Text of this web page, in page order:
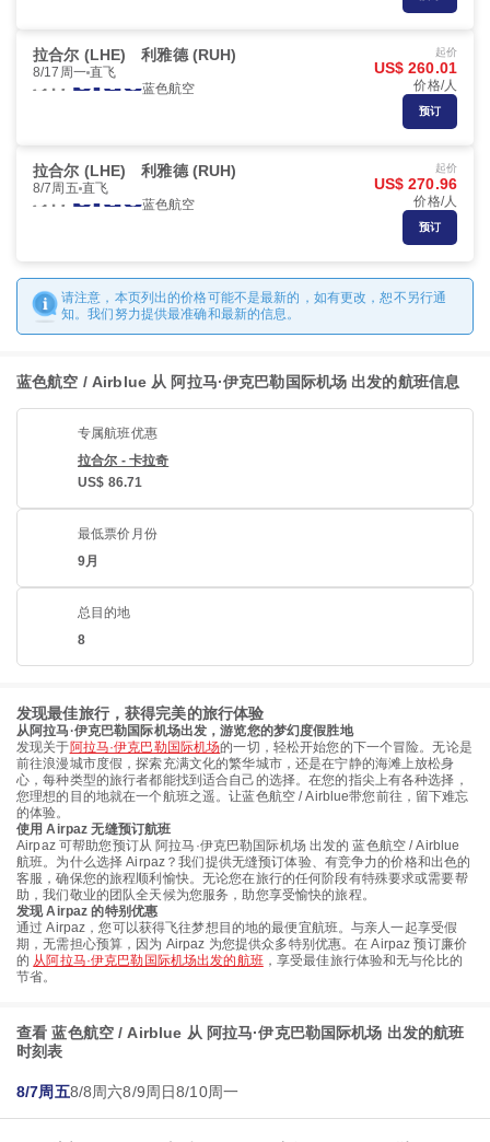
拉合尔 (LHE) 利雅德 (RUH)
8/17周一 直飞
蓝色航空
起价
US$ 260.01
价格/人
预订
拉合尔 (LHE) 利雅德 (RUH)
8/7周五 直飞
蓝色航空
起价
US$ 270.96
价格/人
预订
请注意，本页列出的价格可能不是最新的，如有更改，恕不另行通
知。我们努力提供最准确和最新的信息。
蓝色航空 / Airblue 从 阿拉马·伊克巴勒国际机场 出发的航班信息
专属航班优惠
拉合尔 - 卡拉奇
US$ 86.71
最低票价月份
9月
总目的地
8
发现最佳旅行，获得完美的旅行体验
从阿拉马·伊克巴勒国际机场出发，游览您的梦幻度假胜地
发现关于阿拉马·伊克巴勒国际机场的一切，轻松开始您的下一个冒险。无论是
前往浪漫城市度假，探索充满文化的繁华城市，还是在宁静的海滩上放松身
心，每种类型的旅行者都能找到适合自己的选择。在您的指尖上有各种选择，
您理想的目的地就在一个航班之遥。让蓝色航空 / Airblue带您前往，留下难忘
的体验。
使用 Airpaz 无缝预订航班
Airpaz 可帮助您预订从 阿拉马·伊克巴勒国际机场 出发的 蓝色航空 / Airblue
航班。为什么选择 Airpaz？我们提供无缝预订体验、有竞争力的价格和出色的
客服，确保您的旅程顺利愉快。无论您在旅行的任何阶段有特殊要求或需要帮
助，我们敬业的团队全天候为您服务，助您享受愉快的旅程。
发现 Airpaz 的特别优惠
通过 Airpaz，您可以获得飞往梦想目的地的最便宜航班。与亲人一起享受假
期，无需担心预算，因为 Airpaz 为您提供众多特别优惠。在 Airpaz 预订廉价
的 从阿拉马·伊克巴勒国际机场出发的航班，享受最佳旅行体验和无与伦比的
节省。
查看 蓝色航空 / Airblue 从 阿拉马·伊克巴勒国际机场 出发的航班
时刻表
8/7周五8/8周六8/9周日8/10周一